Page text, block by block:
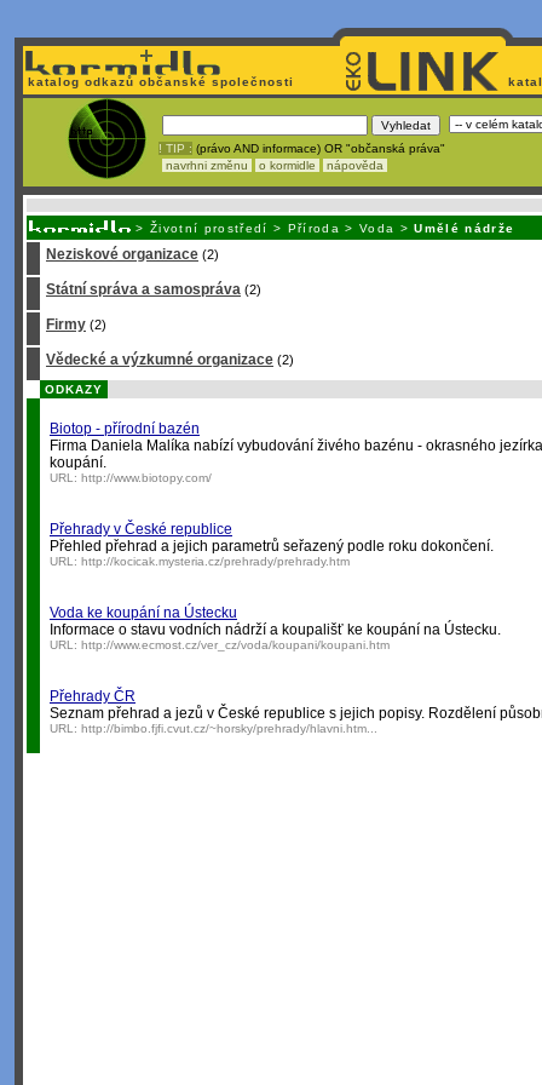
katalog odkazů občanské společnosti
! TIP : (právo AND informace) OR "občanská práva"
navrhni změnu
o kormidle nápověda
> Životní prostředí > Příroda >Voda >Umělé nádrže
Neziskové organizace (2)
Státní správa a samospráva (2)
Firmy (2)
Vědecké a výzkumné organizace (2)
ODKAZY
Biotop - přírodní bazén
Firma Daniela Malíka nabízí vybudování živého bazénu - okrasného
koupání.
URL: http://www.biotopy.com/
Přehrady v České republice
Přehled přehrad a jejich parametrů seřazený podle roku dokončení.
URL: http://kocicak.mysteria.cz/prehrady/prehrady.htm
Voda ke koupání na Ústecku
Informace o stavu vodních nádrží a koupališť ke koupání na Ústecku.
URL: http://www.ecmost.cz/ver_cz/voda/koupani/koupani.htm
Přehrady ČR
Seznam přehrad a jezů v České republice s jejich popisy. Rozdělení
URL: http://bimbo.fjfi.cvut.cz/~horsky/prehrady/hlavni.htm...